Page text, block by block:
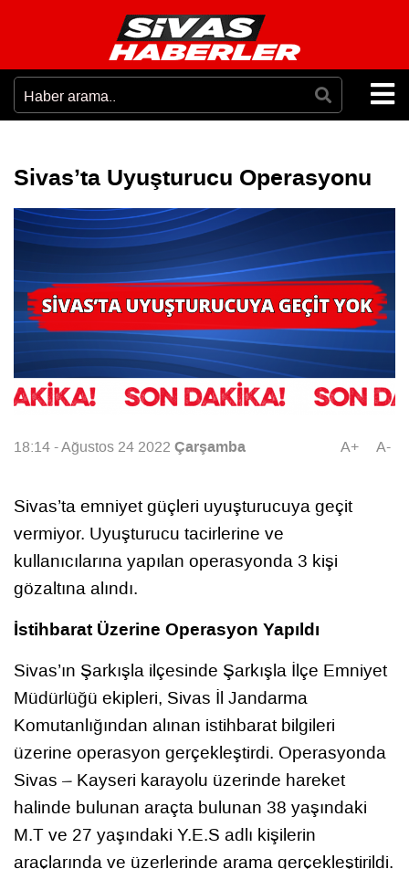
Sivas’ta Uyuşturucu Operasyonu
18:14 - Ağustos 24 2022 Çarşamba A+ A-
Sivas’ta emniyet güçleri uyuşturucuya geçit
vermiyor. Uyuşturucu tacirlerine ve
kullanıcılarına yapılan operasyonda 3 kişi
gözaltına alındı.
İstihbarat Üzerine Operasyon Yapıldı
Sivas’ın Şarkışla ilçesinde Şarkışla İlçe Emniyet
Müdürlüğü ekipleri, Sivas İl Jandarma
Komutanlığından alınan istihbarat bilgileri
üzerine operasyon gerçekleştirdi. Operasyonda
Sivas – Kayseri karayolu üzerinde hareket
halinde bulunan araçta bulunan 38 yaşındaki
M.T ve 27 yaşındaki Y.E.S adlı kişilerin
araçlarında ve üzerlerinde arama gerçekleştirildi.